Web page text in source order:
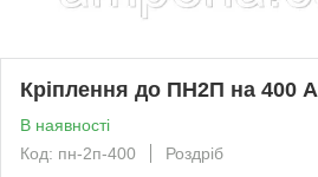
Кріплення до ПН2П на 400 А
В наявності
Код: пн-2п-400
Роздріб